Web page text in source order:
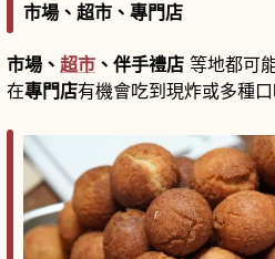
市場、超市、專門店
市場、 超市 、伴手禮店 等地都可
在專門店有機會吃到現炸或多種